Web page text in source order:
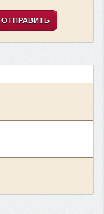
ОТПРАВИТЬ